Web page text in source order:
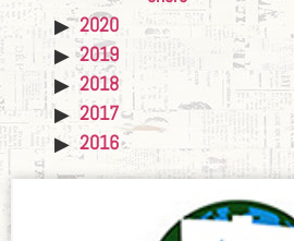
2020
2019
2018
2017
2016